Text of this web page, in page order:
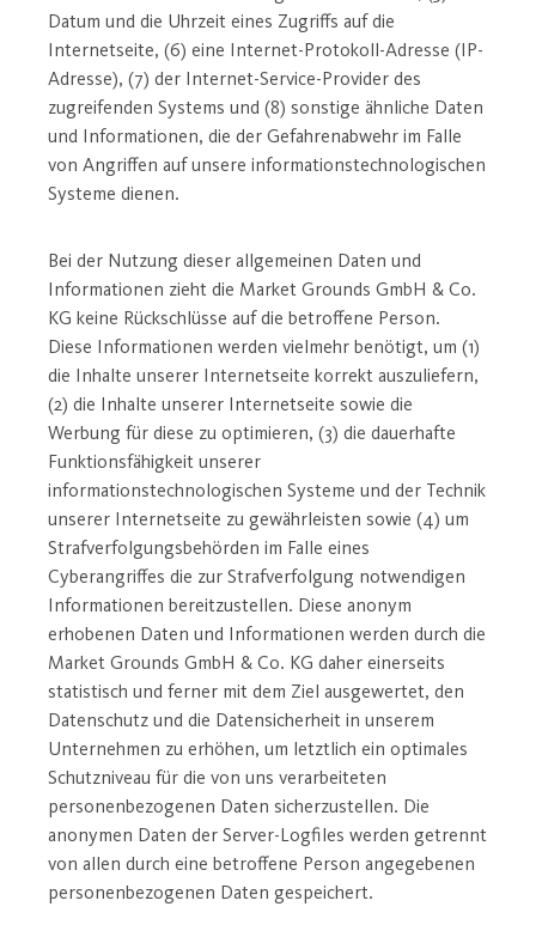
Datum und die Uhrzeit eines Zugriffs auf die
Internetseite, (6) eine Internet-Protokoll-Adresse (IP-
Adresse), (7) der Internet-Service-Provider des
zugreifenden Systems und (8) sonstige ähnliche Daten
und Informationen, die der Gefahrenabwehr im Falle
von Angriffen auf unsere informationstechnologischen
Systeme dienen.
Bei der Nutzung dieser allgemeinen Daten und
Informationen zieht die Market Grounds GmbH & Co.
KG keine Rückschlüsse auf die betroffene Person.
Diese Informationen werden vielmehr benötigt, um (1)
die Inhalte unserer Internetseite korrekt auszuliefern,
(2) die Inhalte unserer Internetseite sowie die
Werbung für diese zu optimieren, (3) die dauerhafte
Funktionsfähigkeit unserer
informationstechnologischen Systeme und der Technik
unserer Internetseite zu gewährleisten sowie (4) um
Strafverfolgungsbehörden im Falle eines
Cyberangriffes die zur Strafverfolgung notwendigen
Informationen bereitzustellen. Diese anonym
erhobenen Daten und Informationen werden durch die
Market Grounds GmbH & Co. KG daher einerseits
statistisch und ferner mit dem Ziel ausgewertet, den
Datenschutz und die Datensicherheit in unserem
Unternehmen zu erhöhen, um letztlich ein optimales
Schutzniveau für die von uns verarbeiteten
personenbezogenen Daten sicherzustellen. Die
anonymen Daten der Server-Logfiles werden getrennt
von allen durch eine betroffene Person angegebenen
personenbezogenen Daten gespeichert.